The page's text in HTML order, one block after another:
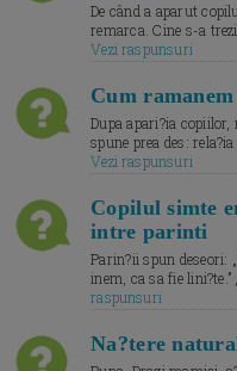
De când a aparut
remarca. Cine s-a
Vezi raspunsuri
Cum
Dupa apari?ia
spune prea des:
Vezi raspunsuri
Copilul simte
intre parinti
Parin?ii spun deseori:
inem, ca sa fie
raspunsuri
Na?tere